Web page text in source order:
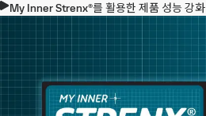
My Inner Strenx®를 활용한 제품 성능 강화